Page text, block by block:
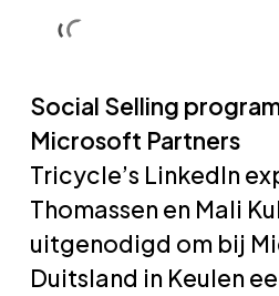
content
Social Selling
Microsoft Partners
Tricycle’s LinkedIn
Thomassen en Mali
uitgenodigd om bij
Duitsland in Keulen